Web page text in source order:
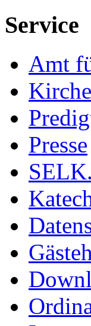
Service
Amt
Presse